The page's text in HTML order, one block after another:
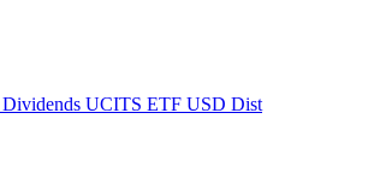
UCITS ETF USD Dist